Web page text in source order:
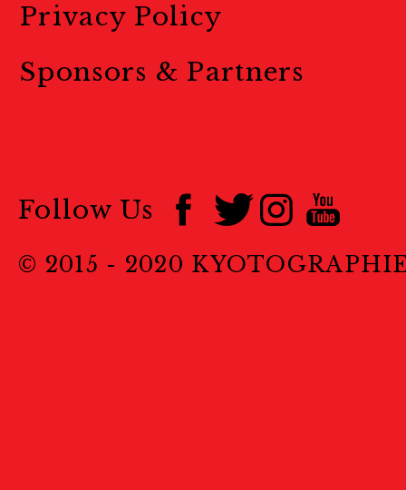
Privacy Policy
Sponsors & Partners
Follow Us
© 2015 - 2020